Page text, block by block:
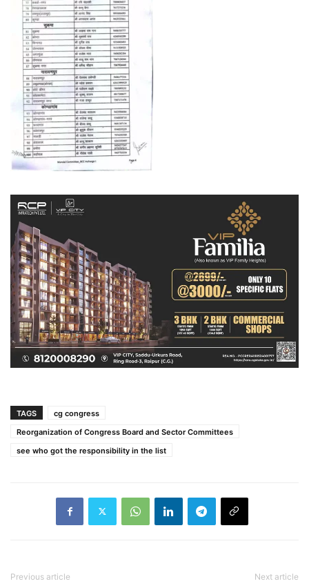
TAGS
cg congress
Reorganization of Congress Board and Sector Committees
see who got the responsibility in the list
Previous article Next article